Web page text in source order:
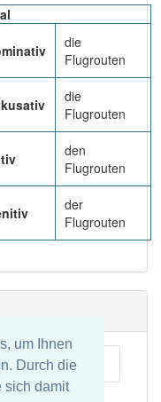
um Ihnen
Durch die
sich damit
den Artikel
die
Flugrouten
die
Flugrouten
den
Flugrouten
der
Flugrouten